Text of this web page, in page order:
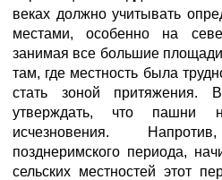
веках должно учитывать
местами, особенно на
занимая все большие площади,
там, где местность была
стать зоной притяжения.
утверждать, что пашни
исчезновения.
позднеримского периода,
сельских местностей этот